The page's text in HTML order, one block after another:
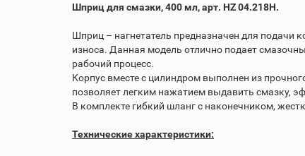
Шприц для смазки, 400 мл, арт. HZ 04.218H.
Шприц – нагнетатель предназначен для подачи
износа. Данная модель отлично подает
рабочий процесс.
Корпус вместе с цилиндром выполнен из
позволяет легким нажатием выдавить смазку,
В комплекте гибкий шланг с наконечником,
Технические характеристики: